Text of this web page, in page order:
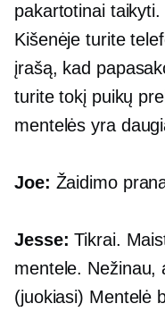
pakartotinai
Kišenėje turite
įrašą, kad
turite tokį puikų
mentelės yra
Joe: Žaidimo
Jesse: Tikrai.
mentele. Nežinau,
(juokiasi) Mentelė